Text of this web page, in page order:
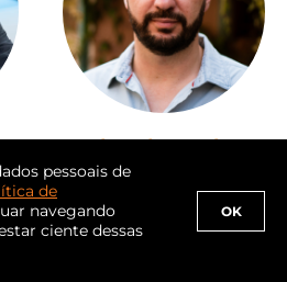
Eduardo Goulart
Editor sênior de
investigações no
Intercept Brasil
pessoais de
de
navegando
ciente dessas
OK